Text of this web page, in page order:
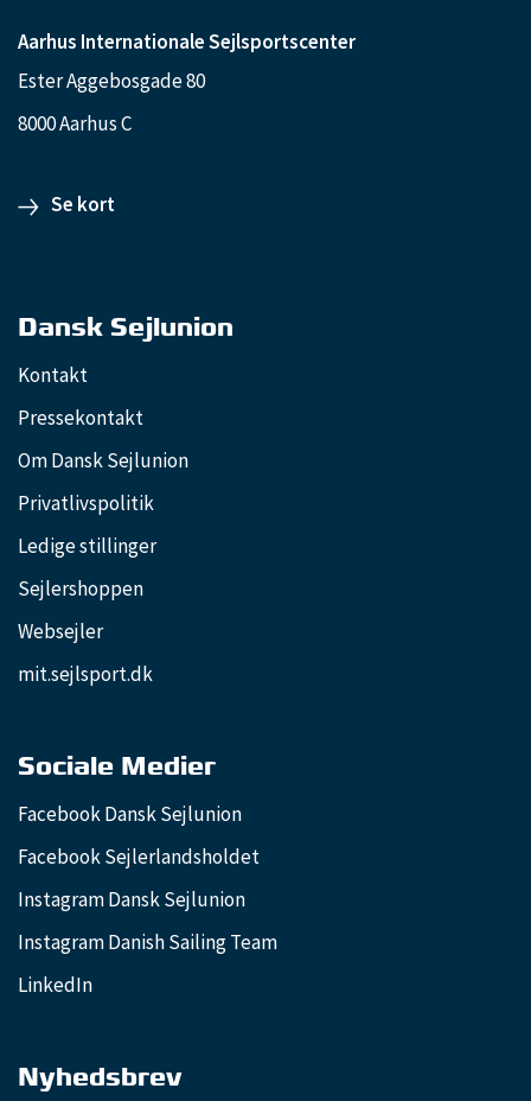
Aarhus Internationale Sejlsportscenter
Ester Aggebosgade 80
8000 Aarhus C
Se kort
Dansk Sejlunion
Kontakt
Pressekontakt
Om Dansk Sejlunion
Privatlivspolitik
Ledige stillinger
Sejlershoppen
Websejler
mit.sejlsport.dk
Sociale Medier
Facebook Dansk Sejlunion
Facebook Sejlerlandsholdet
Instagram Dansk Sejlunion
Instagram Danish Sailing Team
LinkedIn
Nyhedsbrev